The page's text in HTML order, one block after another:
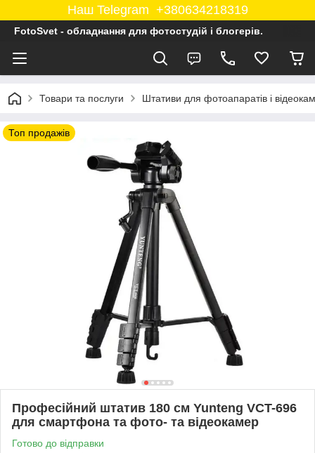
Наш Telegram +380634218319
FotoSvet - обладнання для фотостудій і блогерів.
Товари та послуги Штативи для фотоапаратів і
Топ продажів
Професійний штатив 180 см Yunteng VCT-696
для смартфона та фото- та відеокамер
Готово до відправки